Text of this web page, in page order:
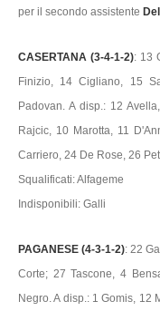
per il secondo assistente
CASERTANA (3-4-1-2): 13
Finizio, 14 Cigliano, 15
Padovan. A disp.: 12
Rajcic, 10 Marotta, 11
Carriero, 24 De Rose, 26
Squalificati: Alfageme
Indisponibili: Galli
PAGANESE (4-3-1-2): 22
Corte; 27 Tascone, 4
Negro. A disp.: 1 Gomis, 12